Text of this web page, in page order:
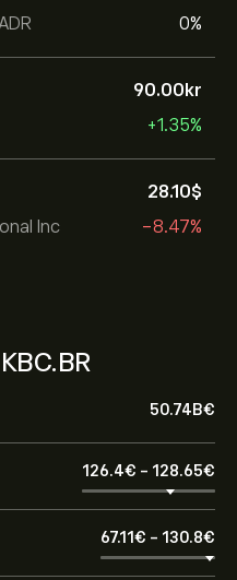
0%
90.00‎kr‎
+1.35%
Inc
28.10‎$‎
-8.47%
50.74B‎€‎
126.4‎€‎ - 128.65‎€‎
67.11‎€‎ - 130.8‎€‎